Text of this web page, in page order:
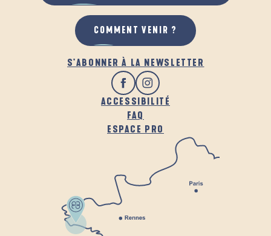
S'ABONNER À LA NEWSLETTER
ACCESSIBILITÉ
FAQ
ESPACE PRO
COMMENT VENIR ?